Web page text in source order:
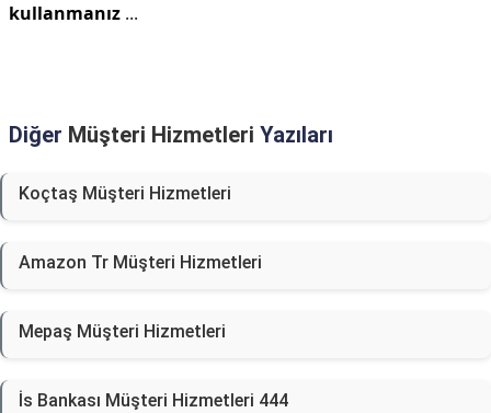
kullanmanız ...
Diğer Müşteri Hizmetleri Yazıları
Koçtaş Müşteri Hizmetleri
Amazon Tr Müşteri Hizmetleri
Mepaş Müşteri Hizmetleri
İs Bankası Müşteri Hizmetleri 444